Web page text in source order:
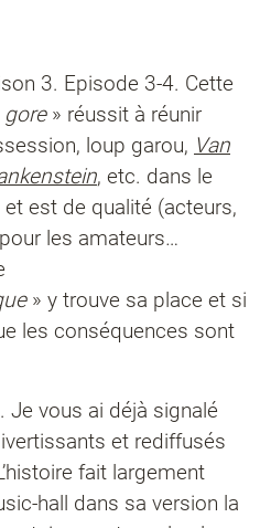
3. Episode 3-4. Cette
gore » réussit à réunir
loup garou, Van
, etc. dans le
et est de qualité (acteurs,
les amateurs…
» y trouve sa place et si
les conséquences sont
Je vous ai déjà signalé
et rediffusés
fait largement
hall dans sa version la